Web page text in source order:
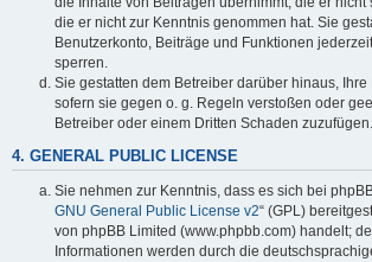
die er nicht zur Kenntnis genommen hat. Sie
Benutzerkonto, Beiträge und Funktionen
sperren.
Sie gestatten dem Betreiber darüber hinaus, Ihre
sofern sie gegen o. g. Regeln verstoßen oder
Betreiber oder einem Dritten Schaden zuzufügen.
4. GENERAL PUBLIC LICENSE
Sie nehmen zur Kenntnis, dass es sich bei
GNU General Public License v2“ (GPL)
von phpBB Limited (www.phpbb.com) handelt;
Informationen werden durch die